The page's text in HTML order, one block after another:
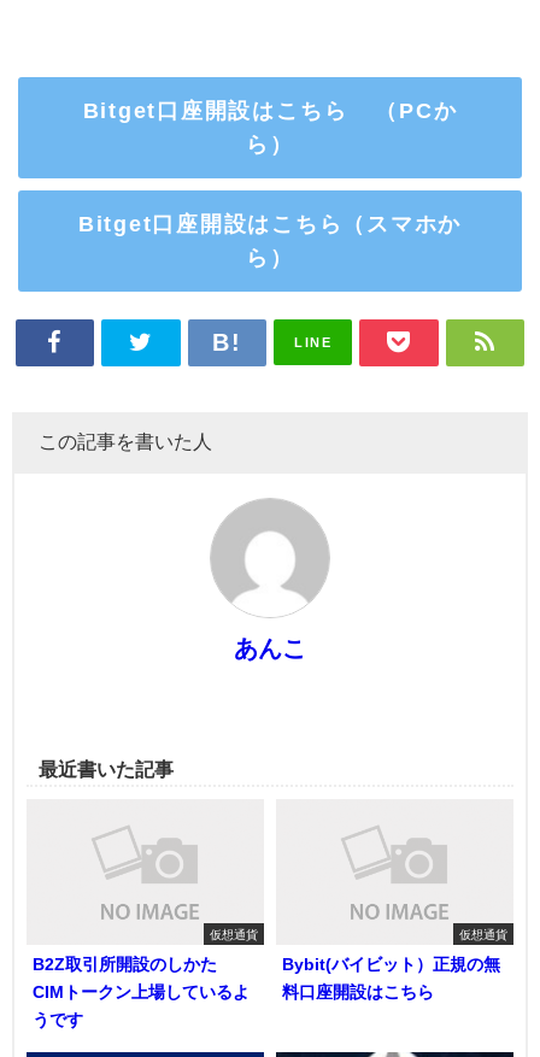
Bitget口座開設はこちら （PCか
ら）
Bitget口座開設はこちら（スマホか
ら）
LINE
この記事を書いた人
あんこ
最近書いた記事
仮想通貨
B2Z取引所開設のしかた
CIMトークン上場しているよ
うです
仮想通貨
Bybit(バイビット）正規の無
料口座開設はこちら